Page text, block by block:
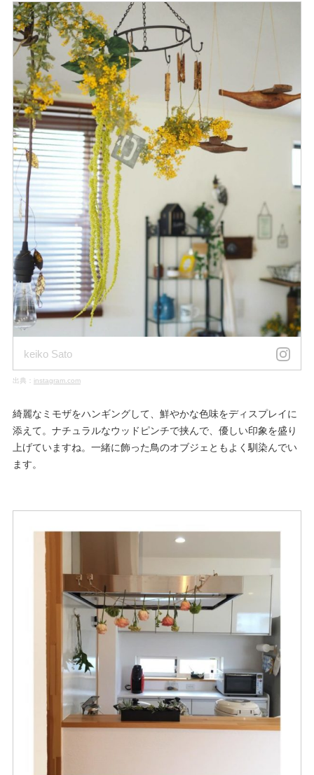
keiko Sato
出典： instagram.com
綺麗なミモザをハンギングして、鮮やかな色味をディスプレイに
添えて。ナチュラルなウッドピンチで挟んで、優しい印象を盛り
上げていますね。一緒に飾った鳥のオブジェともよく馴染んでい
ます。